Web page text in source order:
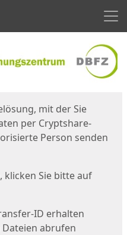
mit der Sie
per Cryptshare-
Person senden
klicken Sie bitte auf
ID erhalten
abrufen